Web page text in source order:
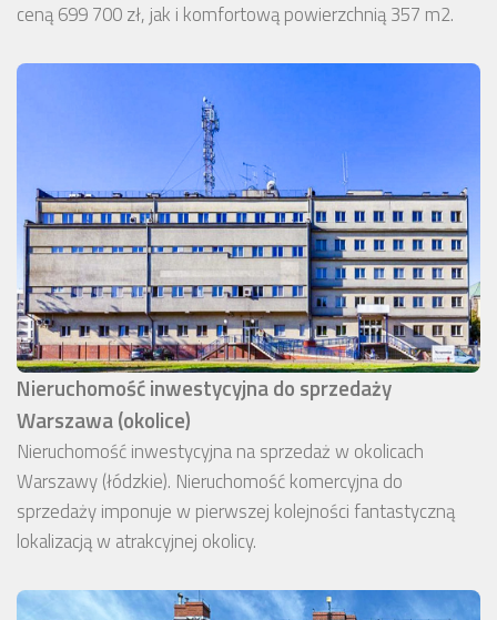
ceną 699 700 zł, jak i komfortową powierzchnią 357 m2.
Nieruchomość inwestycyjna do sprzedaży
Warszawa (okolice)
Nieruchomość inwestycyjna na sprzedaż w okolicach
Warszawy (łódzkie). Nieruchomość komercyjna do
sprzedaży imponuje w pierwszej kolejności fantastyczną
lokalizacją w atrakcyjnej okolicy.